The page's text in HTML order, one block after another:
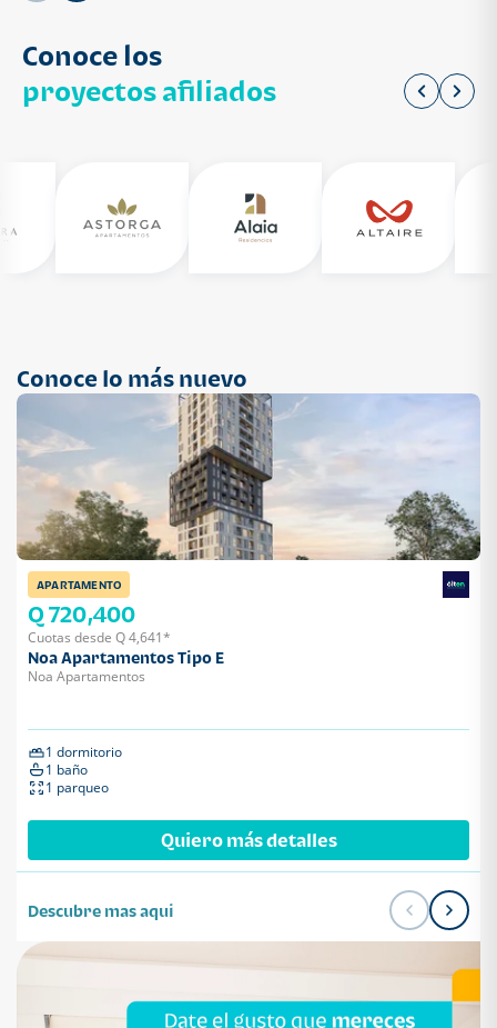
Conoce los
proyectos afiliados
Conoce lo más nuevo
APARTAMENTO
Q 720,400
Cuotas desde Q 4,641*
Noa Apartamentos Tipo E
Noa Apartamentos
1 dormitorio
1 baño
1 parqueo
Quiero más detalles
Descubre mas aqui